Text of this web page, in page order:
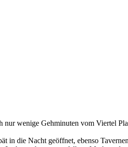
wenige Gehminuten vom Viertel
in die Nacht geöffnet, ebenso